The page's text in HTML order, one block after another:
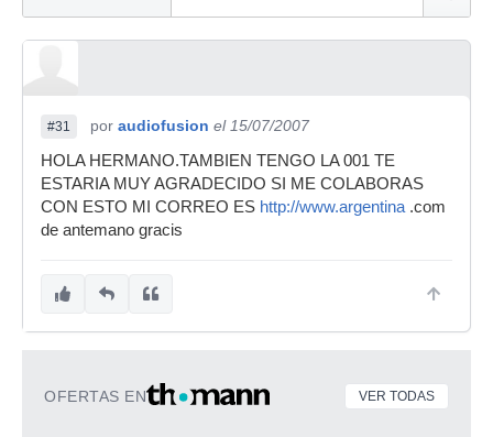
#31 por audiofusion el 15/07/2007
HOLA HERMANO.TAMBIEN TENGO LA 001 TE
ESTARIA MUY AGRADECIDO SI ME COLABORAS
CON ESTO MI CORREO ES http://www.argentina .com
de antemano gracis
OFERTAS EN VER TODAS